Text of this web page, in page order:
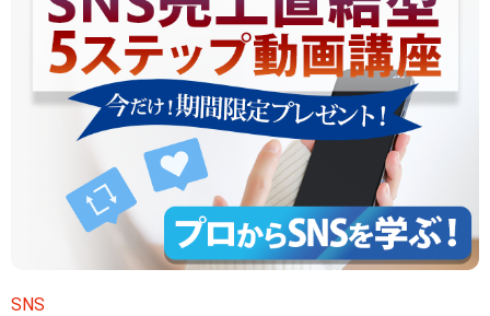
SNS